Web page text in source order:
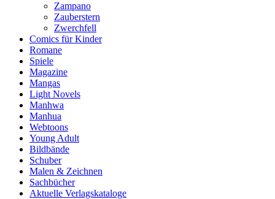
Zampano
Zauberstern
Zwerchfell
Comics für Kinder
Romane
Spiele
Magazine
Mangas
Light Novels
Manhwa
Manhua
Webtoons
Young Adult
Bildbände
Schuber
Malen & Zeichnen
Sachbücher
Aktuelle Verlagskataloge